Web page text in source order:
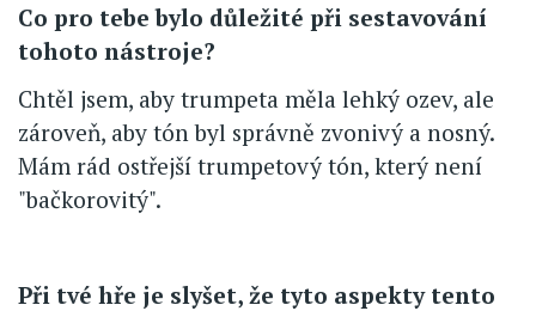
Co pro tebe bylo důležité při sestavování
tohoto nástroje?
Chtěl jsem, aby trumpeta měla lehký ozev, ale
zároveň, aby tón byl správně zvonivý a nosný.
Mám rád ostřejší trumpetový tón, který není
"bačkorovitý".
Při tvé hře je slyšet, že tyto aspekty tento